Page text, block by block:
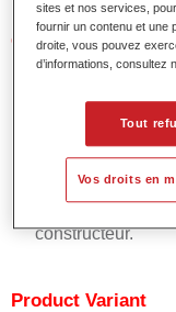
Caractéristiques
Application facile
Permet des
Offre un très bon
Utilisée pour
constructeur.
Product Variant
sites et nos services,
fournir un contenu et une
droite, vous pouvez
d’informations, consultez
Tout
Vos droits en